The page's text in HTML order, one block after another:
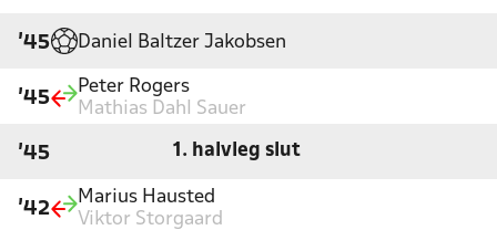
'45 Daniel Baltzer Jakobsen
'45
Peter Rogers
Mathias Dahl Sauer
'45 1. halvleg slut
'42
Marius Hausted
Viktor Storgaard